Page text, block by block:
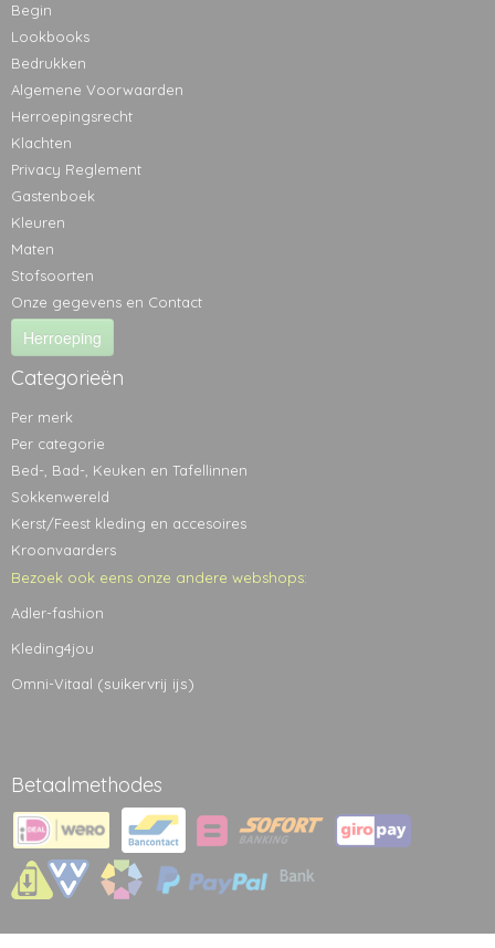
Begin
Lookbooks
Bedrukken
Algemene Voorwaarden
Herroepingsrecht
Klachten
Privacy Reglement
Gastenboek
Kleuren
Maten
Stofsoorten
Onze gegevens en Contact
Herroeping
Categorieën
Per merk
Per categorie
Bed-, Bad-, Keuken en Tafellinnen
Sokkenwereld
Kerst/Feest kleding en accesoires
Kroonvaarders
Bezoek ook eens onze andere webshops:
Adler-fashion
Kleding4jou
Omni-Vitaal (suikervrij ijs)
Betaalmethodes